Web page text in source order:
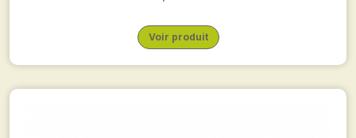
Voir produit